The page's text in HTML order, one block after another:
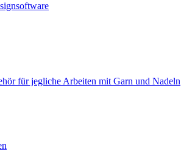
für jegliche Arbeiten mit Garn und Nadeln